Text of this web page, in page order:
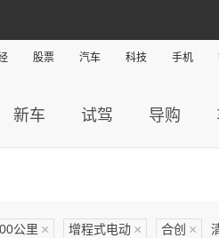
股票 汽车 科技 手机
新车 试驾 导购
公里 × 增程式电动 × 合创 ×